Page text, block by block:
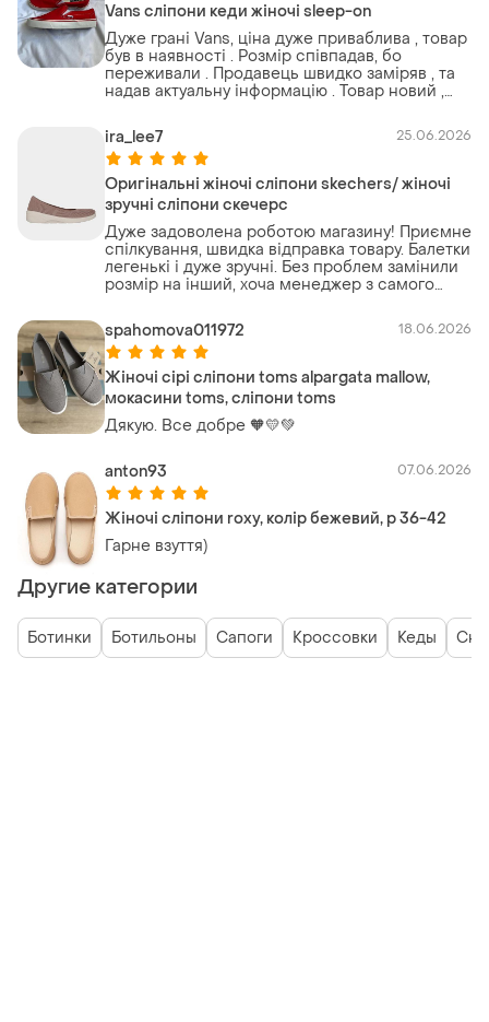
Vans сліпони кеди жіночі sleep-on
Дуже грані Vans, ціна дуже приваблива , товар
був в наявності . Розмір співпадав, бо
переживали . Продавець швидко заміряв , та
надав актуальну інформацію . Товар новий ,
Дякуємо !
ira_lee7 25.06.2026
Оригінальні жіночі сліпони skechers/ жіночі
зручні сліпони скечерс
Дуже задоволена роботою магазину! Приємне
спілкування, швидка відправка товару. Балетки
легенькі і дуже зручні. Без проблем замінили
розмір на інший, хоча менеджер з самого
Однозначно рекомендую до співпраці!💕🌸
spahomova011972 18.06.2026
Жіночі сірі сліпони toms alpargata mallow,
мокасини toms, cліпони toms
Дякую. Все добре 🧡💛💚
anton93 07.06.2026
Жіночі сліпони roxy, колір бежевий, р 36-42
Гарне взуття)
Другие категории
Ботинки Ботильоны Сапоги Кроссовки Кеды